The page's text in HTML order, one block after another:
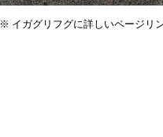
※ イガグリフグに詳しいページリ